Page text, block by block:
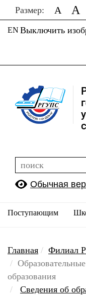
Размер: A A
Выключить
EN
Обычная
Поступающим
Главная
Филиал
образования
Сведения об